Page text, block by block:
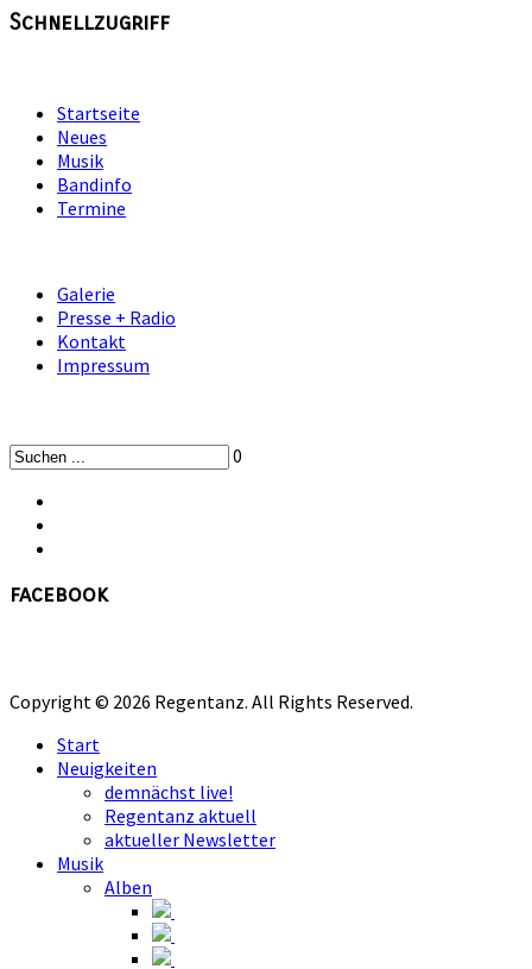
Schnellzugriff
Startseite
Neues
Musik
Bandinfo
Termine
Galerie
Presse + Radio
Kontakt
Impressum
0
facebook
Copyright © 2026 Regentanz. All Rights Reserved.
Start
Neuigkeiten
demnächst live!
Regentanz aktuell
aktueller Newsletter
Musik
Alben